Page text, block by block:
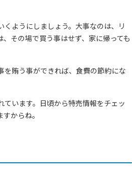
ようにしましょう。大事なのは、リ
その場で買う事はせず、家に帰っても
を賄う事ができれば、食費の節約にな
います。日頃から特売情報をチェッ
からね。